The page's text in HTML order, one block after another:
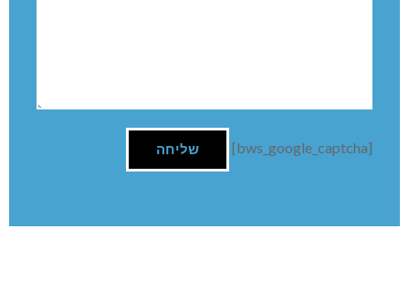
[bws_google_captcha]